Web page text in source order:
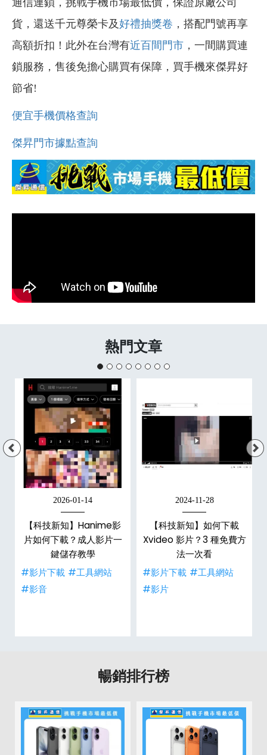
貨，還送千元尊榮卡及好禮抽獎卷 ，搭配門號再享
高額折扣！此外在台灣有近百間門市 ，一間購買連
鎖服務，售後免擔心購買有保障，買手機來傑昇好
節省!
便宜手機價格查詢
傑昇門市據點查詢
熱門文章
2026-01-14
【科技新知】Hanime影
片如何下載？成人影片一
鍵儲存教學
#影片下載 #工具網站
#影音
2024-11-28
【科技新知】如何下載
Xvideo 影片？3 種免費方
法一次看
#影片下載 #工具網站
#影片
暢銷排行榜